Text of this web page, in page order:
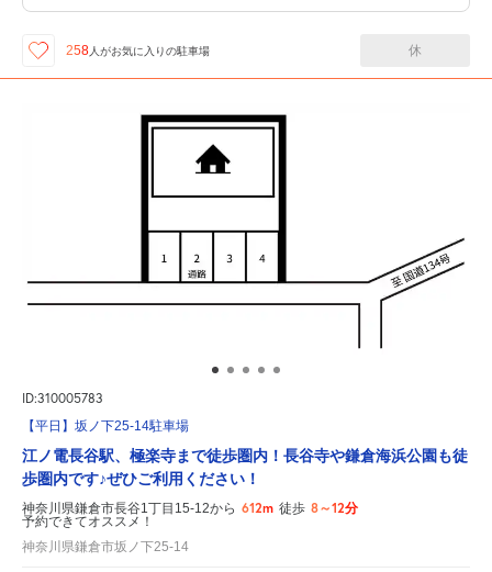
258人がお気に入りの駐車場 休
ID:310005783
【平日】坂ノ下25-14駐車場
江ノ電長谷駅、極楽寺まで徒歩圏内！長谷寺や鎌倉海浜公園も徒
歩圏内です♪ぜひご利用ください！
神奈川県鎌倉市長谷1丁目15-12から 612m 徒歩 8～12分
予約できてオススメ！
神奈川県鎌倉市坂ノ下25-14